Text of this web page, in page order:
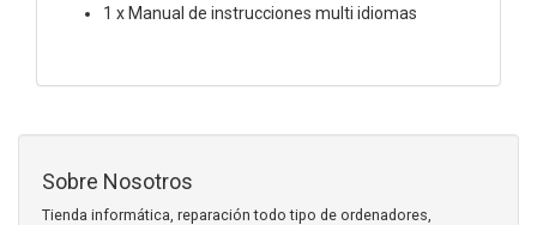
1 x Manual de instrucciones multi idiomas
Sobre Nosotros
Tienda informática, reparación todo tipo de ordenadores,